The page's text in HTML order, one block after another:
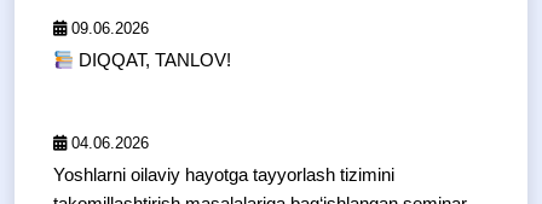
09.06.2026
DIQQAT, TANLOV!
04.06.2026
Yoshlarni oilaviy hayotga tayyorlash tizimini